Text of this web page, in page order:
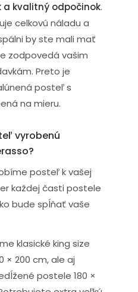
a kvalitný odpočinok.
celkovú náladu a
by ste mali mať
zodpovedá vašim
Preto je
posteľ s
na mieru.
vyrobenú
posteľ k vašej
každej časti postele
bude spĺňať vaše
klasické king size
× 200 cm, ale aj
postele 180 ×